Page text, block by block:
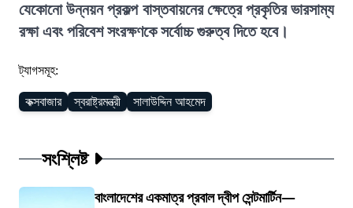
যেকোনো উন্নয়ন প্রকল্প বাস্তবায়নের ক্ষেত্রে প্রকৃতির ভারসাম্য
রক্ষা এবং পরিবেশ সংরক্ষণকে সর্বোচ্চ গুরুত্ব দিতে হবে।
ট্যাগসমূহ:
কক্সবাজার স্বরাষ্ট্রমন্ত্রী সালাউদ্দিন আহমেদ
সংশ্লিষ্ট
বাংলাদেশের একমাত্র প্রবাল দ্বীপ সেন্টমার্টিন—